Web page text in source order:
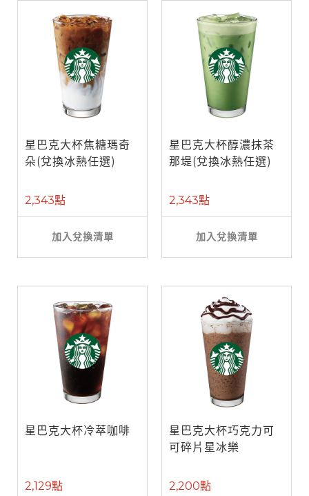
星巴克大杯焦糖瑪奇
朵(兌換冰熱任選)
2,343點
加入兌換清單
星巴克大杯醇濃抹茶
那堤(兌換冰熱任選)
2,343點
加入兌換清單
星巴克大杯冷萃咖啡
2,129點
星巴克大杯巧克力可
可碎片星冰樂
2,200點